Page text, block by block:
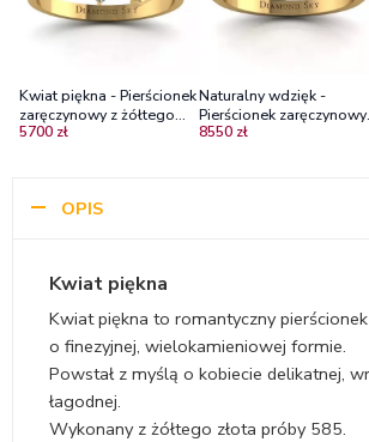
Kwiat piękna - Pierścionek
zaręczynowy z żółtego
złota z oliwinem i
5700 zł
Naturalny wdzięk -
Pierścionek zaręczynowy
żółtego złota z
8550 zł
OPIS
Kwiat piękna
Kwiat piękna to romantyczny
o finezyjnej, wielokamieniowej formie.
Powstał z myślą o kobiecie delikatnej,
łagodnej.
Wykonany z żółtego złota próby 585.